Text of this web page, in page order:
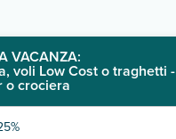
VACANZA:
voli Low Cost o traghetti -
o crociera